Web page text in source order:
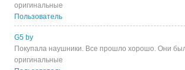
оригинальные
Пользователь
G5 by
Покупала наушники. Все прошло хорошо. Они
оригинальные